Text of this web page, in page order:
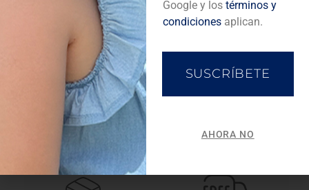
Completa tu look
Google y los términos y
condicionesaplican.
SUSCRÍBETE
AHORA NO